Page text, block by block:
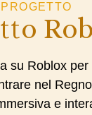
PROGETTO
su Roblox per
nel
e